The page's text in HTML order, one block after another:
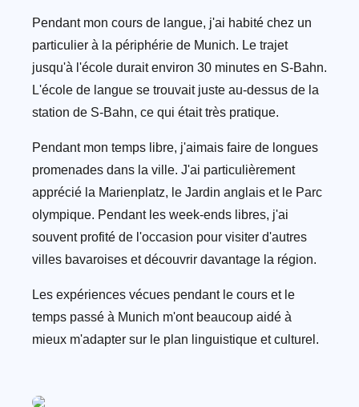
Pendant mon cours de langue, j'ai habité chez un
particulier à la périphérie de Munich. Le trajet
jusqu'à l'école durait environ 30 minutes en S-Bahn.
L'école de langue se trouvait juste au-dessus de la
station de S-Bahn, ce qui était très pratique.
Pendant mon temps libre, j'aimais faire de longues
promenades dans la ville. J'ai particulièrement
apprécié la Marienplatz, le Jardin anglais et le Parc
olympique. Pendant les week-ends libres, j'ai
souvent profité de l'occasion pour visiter d'autres
villes bavaroises et découvrir davantage la région.
Les expériences vécues pendant le cours et le
temps passé à Munich m'ont beaucoup aidé à
mieux m'adapter sur le plan linguistique et culturel.